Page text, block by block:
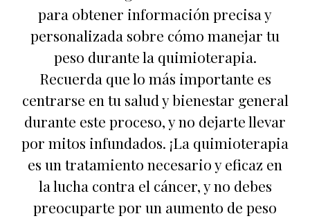
para obtener información precisa y
personalizada sobre cómo manejar tu
peso durante la quimioterapia.
Recuerda que lo más importante es
centrarse en tu salud y bienestar general
durante este proceso, y no dejarte llevar
por mitos infundados. ¡La quimioterapia
es un tratamiento necesario y eficaz en
la lucha contra el cáncer, y no debes
preocuparte por un aumento de peso